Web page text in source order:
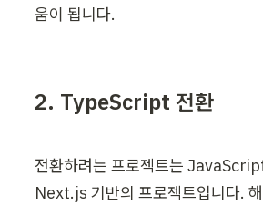
움이 됩니다.
2. TypeScript 전환
전환하려는 프로젝트는
Next.js 기반의 프로젝트입니다.